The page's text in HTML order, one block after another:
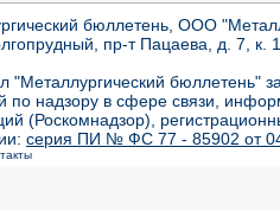
бюллетень, ООО
пр-т Пацаева, д. 7,
бюллетень"
по надзору в сфере связи,
(Роскомнадзор),
серия ПИ № ФС 77 - 85902 от 04